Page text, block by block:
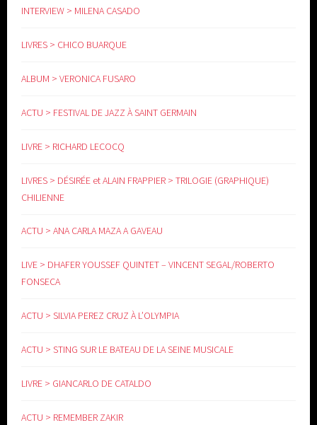
INTERVIEW > MILENA CASADO
LIVRES > CHICO BUARQUE
ALBUM > VERONICA FUSARO
ACTU > FESTIVAL DE JAZZ À SAINT GERMAIN
LIVRE > RICHARD LECOCQ
LIVRES > DÉSIRÉE et ALAIN FRAPPIER > TRILOGIE (GRAPHIQUE)
CHILIENNE
ACTU > ANA CARLA MAZA A GAVEAU
LIVE > DHAFER YOUSSEF QUINTET – VINCENT SEGAL/ROBERTO
FONSECA
ACTU > SILVIA PEREZ CRUZ À L’OLYMPIA
ACTU > STING SUR LE BATEAU DE LA SEINE MUSICALE
LIVRE > GIANCARLO DE CATALDO
ACTU > REMEMBER ZAKIR